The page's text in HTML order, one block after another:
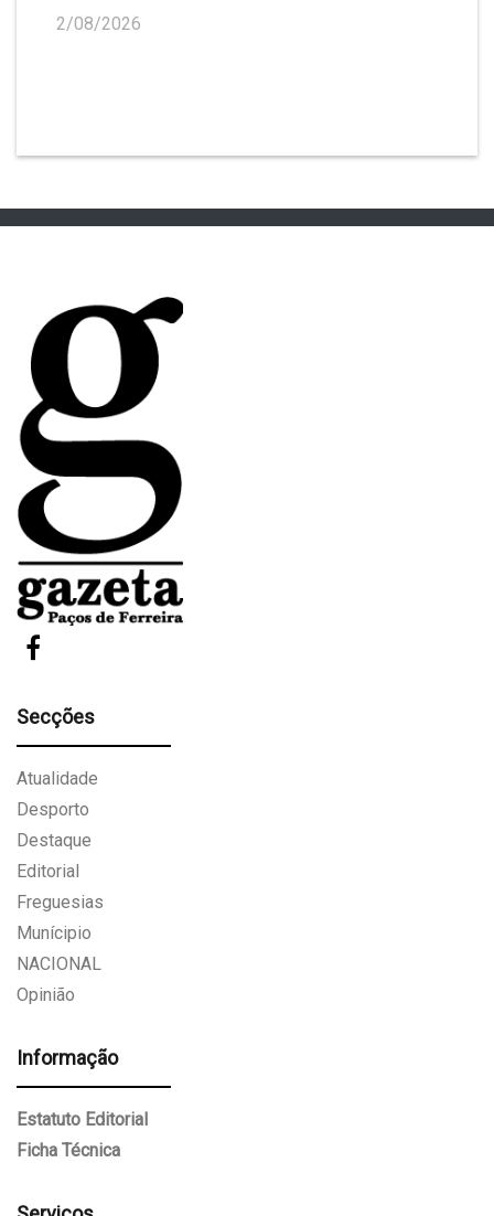
2/08/2026
Secções
Atualidade
Desporto
Destaque
Editorial
Freguesias
Munícipio
NACIONAL
Opinião
Informação
Estatuto Editorial
Ficha Técnica